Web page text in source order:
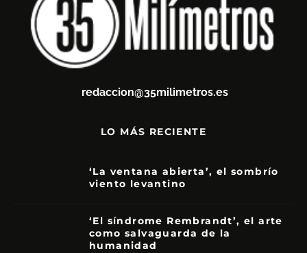
redaccion@35milimetros.es
LO MÁS RECIENTE
‘La ventana abierta’, el sombrío
viento levantino
‘El síndrome Rembrandt’, el arte
como salvaguarda de la
humanidad